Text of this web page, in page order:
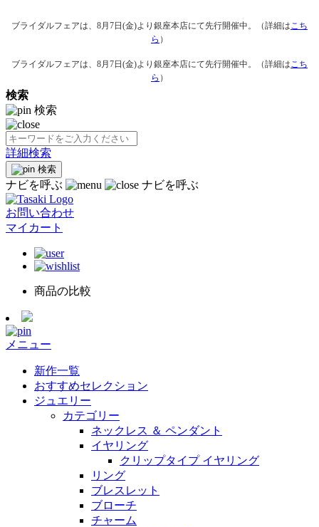
ブライダルフェアは、8月7日(金)より銀座本店にて先行開催中。（詳細はこち
ら ）
ブライダルフェアは、8月7日(金)より銀座本店にて先行開催中。（詳細はこち
ら ）
検索
検索
詳細検索
検索
ナビを呼ぶ ナビを呼ぶ
お問い合わせ
マイカート
商品の比較
メニュー
新作一覧
おすすめセレクション
ジュエリー
カテゴリー
ネックレス ＆ ペンダント
イヤリング
クリップタイプ イヤリング
リング
ブレスレット
ブローチ
チャーム